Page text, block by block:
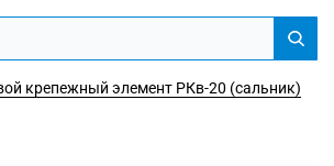
крепежный элемент РКв-20 (сальник)